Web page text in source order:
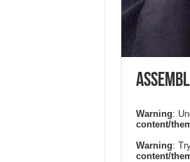
Warning:
content/
Warning:
content/